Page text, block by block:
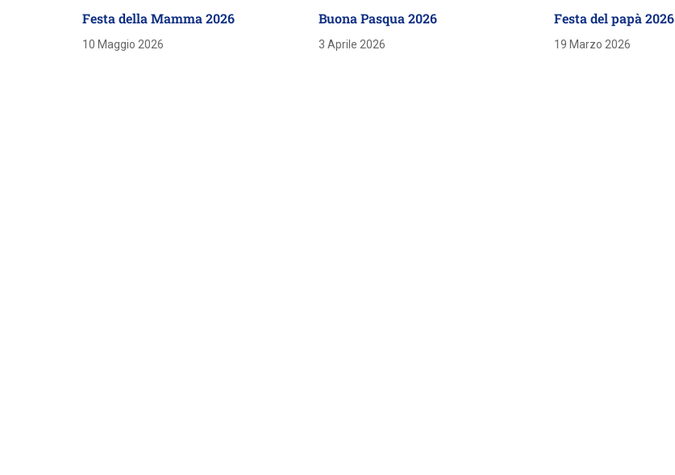
Festa della Mamma 2026
10 Maggio 2026
Buona Pasqua 2026
3 Aprile 2026
Festa del papà 2026
19 Marzo 2026